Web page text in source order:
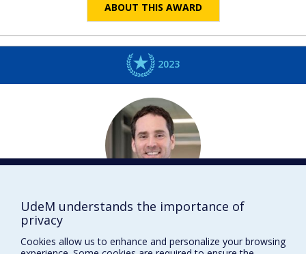
ABOUT THIS AWARD
2023
Nicolas DUMONT
DISTINCTIONS
UdeM understands the importance of
privacy
Cookies allow us to enhance and personalize your browsing